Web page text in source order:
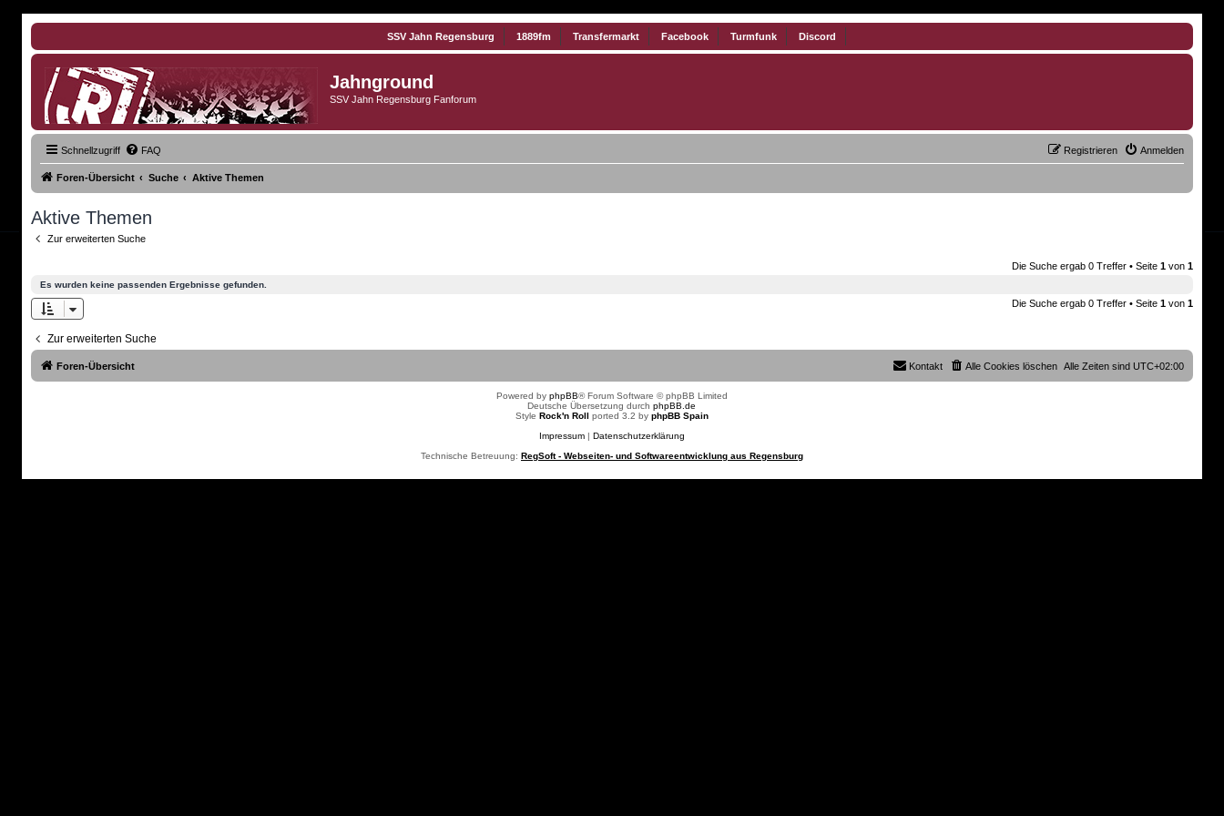
SSV Jahn Regensburg 1889fm Transfermarkt Facebook Turmfunk Discord
Jahnground
SSV Jahn Regensburg Fanforum
Schnellzugriff FAQ Anmelden
Registrieren
Foren-Übersicht Suche Aktive Themen
Aktive Themen
Zur erweiterten Suche
Die Suche ergab 0 Treffer • Seite1 von1
Es wurden keine passenden Ergebnisse gefunden.
Die Suche ergab 0 Treffer • Seite1 von1
Zur erweiterten Suche
Foren-Übersicht Alle Zeiten sindUTC+02:00
Alle Cookies löschen
Kontakt
Powered by phpBB® Forum Software © phpBB Limited
Deutsche Übersetzung durchphpBB.de
Style Rock'n Roll ported 3.2 by phpBB Spain
Impressum| Datenschutzerklärung
Technische Betreuung: RegSoft - Webseiten- und Softwareentwicklung aus Regensburg